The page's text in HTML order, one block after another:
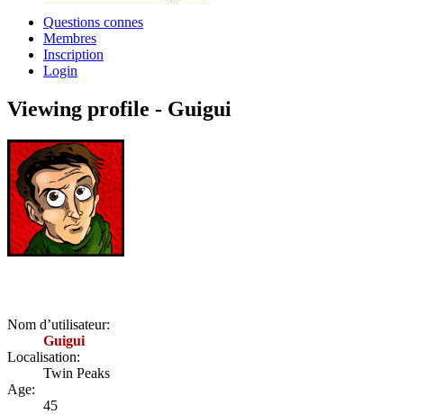
Questions connes
Membres
Inscription
Login
Viewing profile - Guigui
Nom d’utilisateur:
Guigui
Localisation:
Twin Peaks
Age:
45